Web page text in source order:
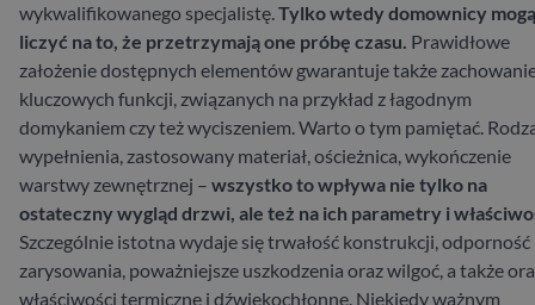
wykwalifikowanego specjalistę.Tylko wtedy domownicy mogą
liczyć na to, że przetrzymają one próbę czasu. Prawidłowe
założenie dostępnych elementów gwarantuje także
kluczowych funkcji, związanych na przykład z łagodnym
domykaniem czy też wyciszeniem. Warto o tym pamiętać.
wypełnienia, zastosowany materiał, ościeżnica, wykończenie
warstwy zewnętrznej – wszystko to wpływa nie tylko na
ostateczny wygląd drzwi, ale też na ich parametry i
Szczególnie istotna wydaje się trwałość konstrukcji, odporność
zarysowania, poważniejsze uszkodzenia oraz wilgoć, a także
właściwości termiczne i dźwiękochłonne. Niekiedy ważnym